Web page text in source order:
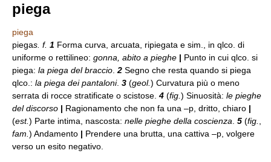
piega
piega
piegas. f. 1 Forma curva, arcuata, ripiegata e sim., in qlco. di
uniforme o rettilineo: gonna, abito a pieghe | Punto in cui qlco. si
piega: la piega del braccio 2 Segno che resta quando si piega
qlco.: la piega dei pantaloni. 3 (geol.) Curvatura più o meno
serrata di rocce stratificate o scistose. 4 (fig. ) Sinuosità: le pieghe
del discorso | Ragionamento che non fa una –p, dritto, chiaro |
(est.) Parte intima, nascosta: nelle pieghe della coscienza 5 (fig.
fam. ) Andamento | Prendere una brutta, una cattiva –p, volgere
verso un esito negativo.